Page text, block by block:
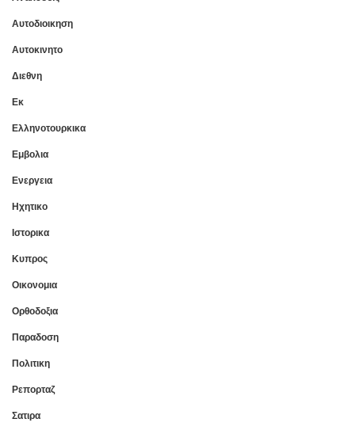
Αυτοδιοικηση
Αυτοκινητο
Διεθνη
Εκ
Ελληνοτουρκικα
Εμβολια
Ενεργεια
Ηχητικο
Ιστορικα
Κυπρος
Οικονομια
Ορθοδοξια
Παραδοση
Πολιτικη
Ρεπορταζ
Σατιρα